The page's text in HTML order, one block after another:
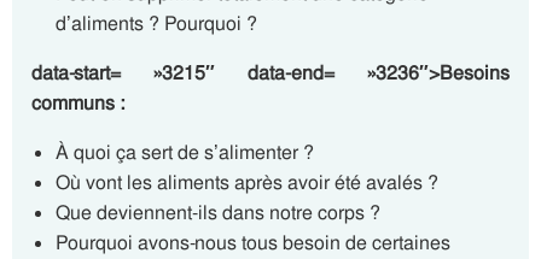
d’aliments ? Pourquoi ?
data-start= »3215″ data-end= »3236″>Besoins
communs :
À quoi ça sert de s’alimenter ?
Où vont les aliments après avoir été avalés ?
Que deviennent-ils dans notre corps ?
Pourquoi avons-nous tous besoin de certaines